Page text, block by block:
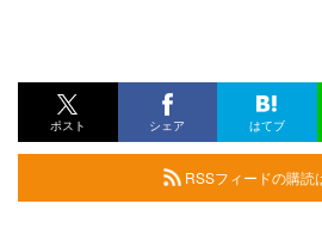
ポスト シェア はてブ
RSSフィードの購読